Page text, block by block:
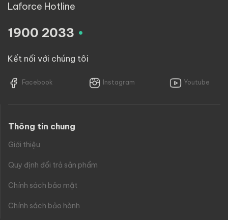
Laforce Hotline
1900 2033 .
Kết nối với chúng tôi
Facebook Instagram Youtube
Thông tin chung
Giới thiệu
Quy định đổi trả sản phẩm
Chính sách bảo mật
Chính sách bảo hành